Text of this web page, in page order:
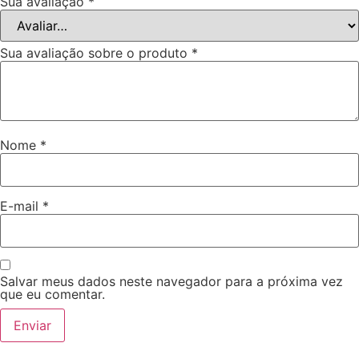
Sua avaliação sobre o produto *
Nome *
E-mail *
Salvar meus dados neste navegador para a próxima vez
que eu comentar.